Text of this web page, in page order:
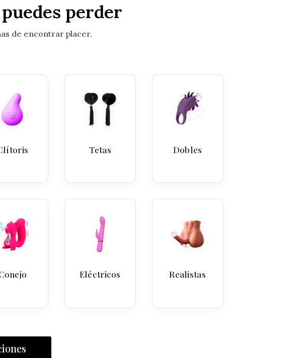
perder
de encontrar placer.
Tetas Dobles
Eléctricos Realistas